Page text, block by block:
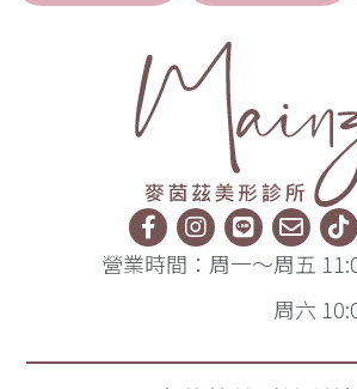
營業時間：周一～周五
周六 10:00-